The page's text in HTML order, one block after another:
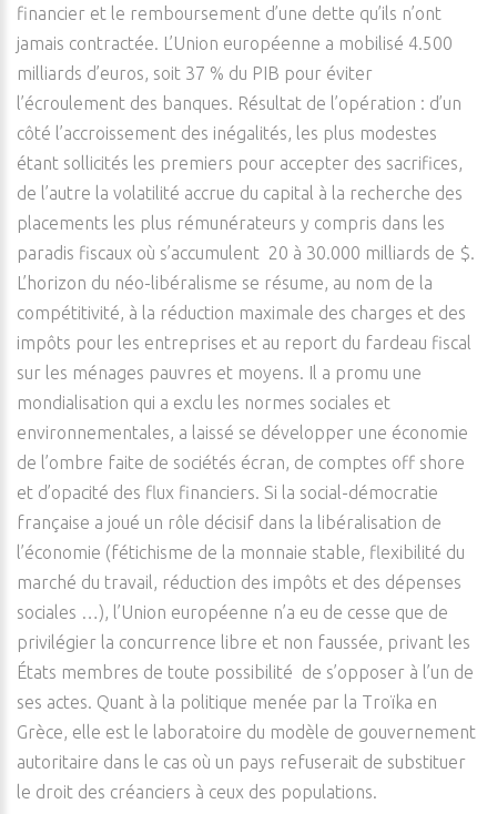
financier et le remboursement d’une dette qu’ils n’ont
jamais contractée. L’Union européenne a mobilisé 4.500
milliards d’euros, soit 37 % du PIB pour éviter
l’écroulement des banques. Résultat de l’opération : d’un
côté l’accroissement des inégalités, les plus modestes
étant sollicités les premiers pour accepter des sacrifices,
de l’autre la volatilité accrue du capital à la recherche des
placements les plus rémunérateurs y compris dans les
paradis fiscaux où s’accumulent 20 à 30.000 milliards de $.
L’horizon du néo-libéralisme se résume, au nom de la
compétitivité, à la réduction maximale des charges et des
impôts pour les entreprises et au report du fardeau fiscal
sur les ménages pauvres et moyens. Il a promu une
mondialisation qui a exclu les normes sociales et
environnementales, a laissé se développer une économie
de l’ombre faite de sociétés écran, de comptes off shore
et d’opacité des flux financiers. Si la social-démocratie
française a joué un rôle décisif dans la libéralisation de
l’économie (fétichisme de la monnaie stable, flexibilité du
marché du travail, réduction des impôts et des dépenses
sociales …), l’Union européenne n’a eu de cesse que de
privilégier la concurrence libre et non faussée, privant les
États membres de toute possibilité de s’opposer à l’un de
ses actes. Quant à la politique menée par la Troïka en
Grèce, elle est le laboratoire du modèle de gouvernement
autoritaire dans le cas où un pays refuserait de substituer
le droit des créanciers à ceux des populations.